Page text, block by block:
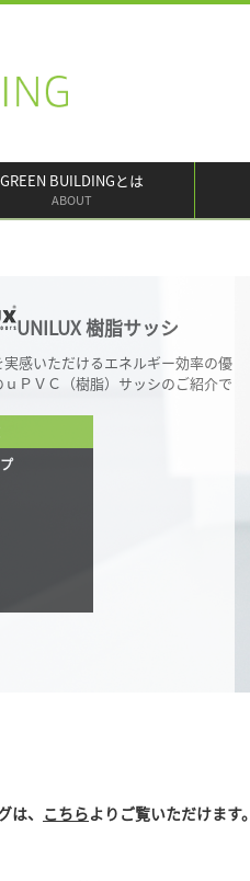
GREEN BUILDINGとは
ABOUT
UNILUX 樹脂サッシ
実感いただけるエネルギー効率の優
ｕＰＶＣ（樹脂）サッシのご紹介で
は、 こちら よりご覧いただけます。